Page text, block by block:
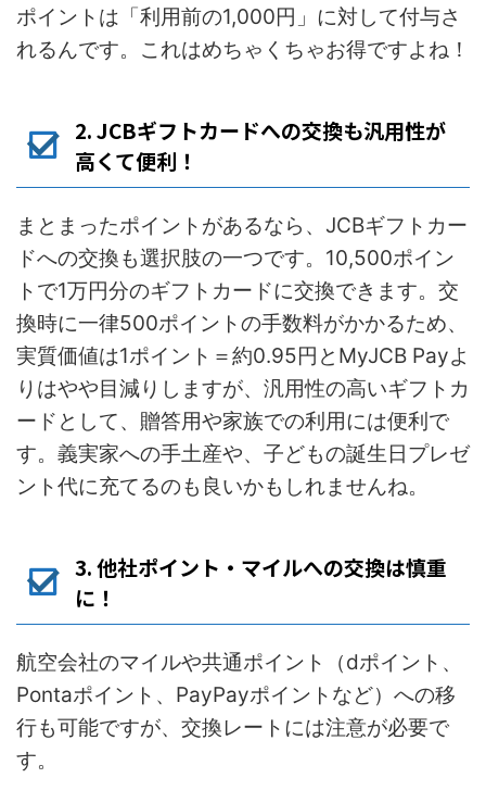
ポイントは「利用前の1,000円」に対して付与さ
れるんです。これはめちゃくちゃお得ですよね！
2. JCBギフトカードへの交換も汎用性が
高くて便利！
まとまったポイントがあるなら、JCBギフトカー
ドへの交換も選択肢の一つです。10,500ポイン
トで1万円分のギフトカードに交換できます。交
換時に一律500ポイントの手数料がかかるため、
実質価値は1ポイント＝約0.95円とMyJCB Payよ
りはやや目減りしますが、汎用性の高いギフトカ
ードとして、贈答用や家族での利用には便利で
す。義実家への手土産や、子どもの誕生日プレゼ
ント代に充てるのも良いかもしれませんね。
3. 他社ポイント・マイルへの交換は慎重
に！
航空会社のマイルや共通ポイント（dポイント、
Pontaポイント、PayPayポイントなど）への移
行も可能ですが、交換レートには注意が必要で
す。